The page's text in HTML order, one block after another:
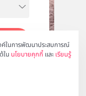
ในการพัฒนาประสบการณ์
ใน นโยบายคุกกี้ และ เรียนรู้